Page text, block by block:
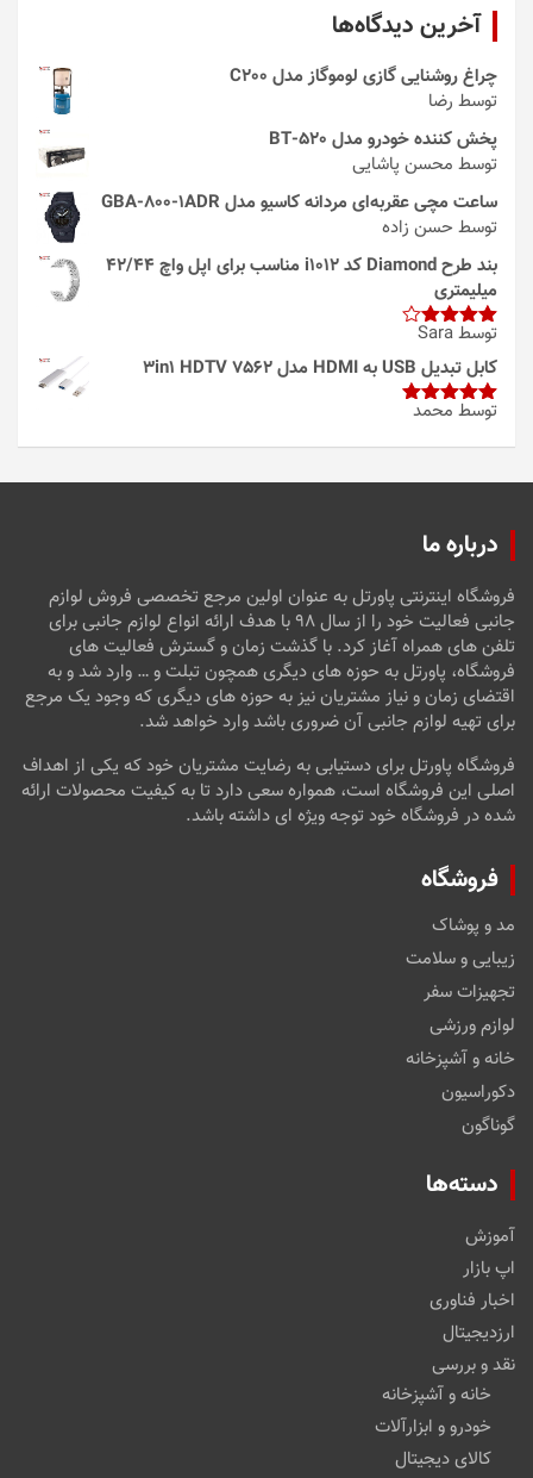
آخرین دیدگاه‌ها
چراغ روشنایی گازی لوموگاز مدل C200
توسط رضا
پخش کننده خودرو مدل 520-BT
توسط محسن پاشایی
ساعت مچی عقربه‌ای مردانه کاسیو مدل GBA-800-1ADR
توسط حسن زاده
بند طرح Diamond کد i1012 مناسب برای اپل واچ 42/44
میلیمتری
امتیاز4
از 5
توسط Sara
کابل تبدیل USB به HDMI مدل 3in1 HDTV 7562
امتیاز5از
توسط محمد
درباره ما
فروشگاه اینترنتی پاورتل به عنوان اولین مرجع تخصصی فروش لوازم
جانبی فعالیت خود را از سال ۹۸ با هدف ارائه انواع لوازم جانبی برای
تلفن های همراه آغاز کرد. با گذشت زمان و گسترش فعالیت های
فروشگاه، پاورتل به حوزه های دیگری همچون تبلت و … وارد شد و به
اقتضای زمان و نیاز مشتریان نیز به حوزه های دیگری که وجود یک مرجع
برای تهیه لوازم جانبی آن ضروری باشد وارد خواهد شد.
فروشگاه پاورتل برای دستیابی به رضایت مشتریان خود که یکی از اهداف
اصلی این فروشگاه است، همواره سعی دارد تا به کیفیت محصولات ارائه
شده در فروشگاه خود توجه ویژه ای داشته باشد.
فروشگاه
مد و پوشاک
زیبایی و سلامت
تجهیزات سفر
لوازم ورزشی
خانه و آشپزخانه
دکوراسیون
گوناگون
دسته‌ها
آموزش
اپ بازار
اخبار فناوری
ارزدیجیتال
نقد و بررسی
خانه و آشپزخانه
خودرو و ابزارآلات
کالای دیجیتال